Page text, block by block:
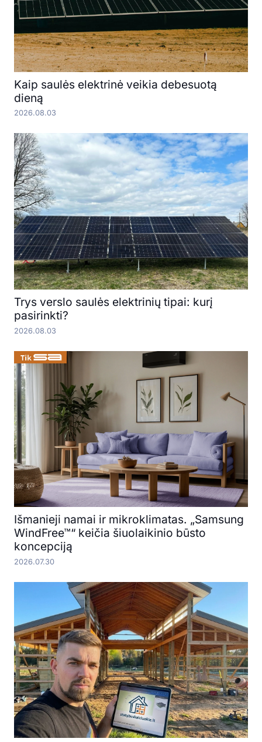
Kaip saulės elektrinė veikia debesuotą
dieną
2026.08.03
Trys verslo saulės elektrinių tipai: kurį
pasirinkti?
2026.08.03
Išmanieji namai ir mikroklimatas. „Samsung
WindFree™“ keičia šiuolaikinio būsto
koncepciją
2026.07.30